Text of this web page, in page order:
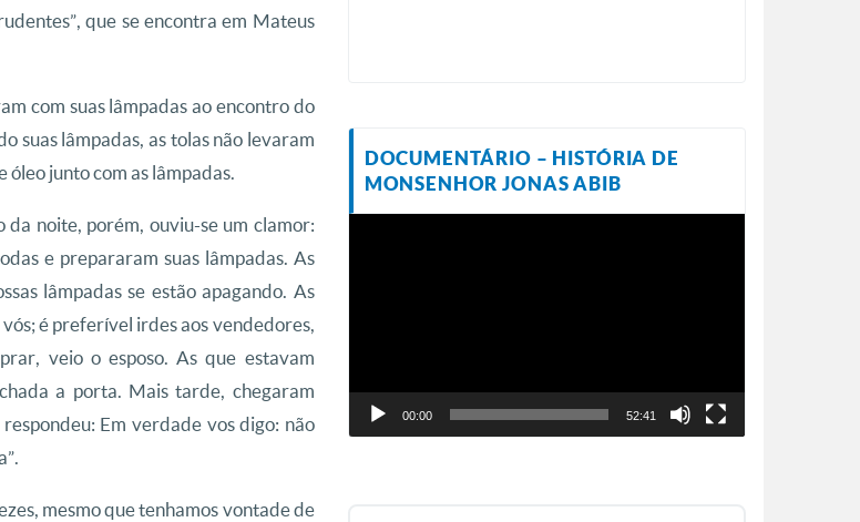
que se encontra em Mateus
com suas lâmpadas ao encontro do
suas lâmpadas, as tolas não levaram
junto com as lâmpadas.
noite, porém, ouviu-se um clamor:
e prepararam suas lâmpadas. As
lâmpadas se estão apagando. As
é preferível irdes aos vendedores,
veio o esposo. As que estavam
a porta. Mais tarde, chegaram
Em verdade vos digo: não
mesmo que tenhamos vontade de
DOCUMENTÁRIO – HISTÓRIA DE
MONSENHOR JONAS ABIB
00:00 52:41